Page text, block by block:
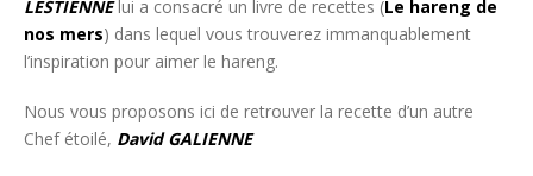
LESTIENNElui a consacré un livre de recettes (Le hareng de
nos mers) dans lequel vous trouverez immanquablement
l’inspiration pour aimer le hareng.
Nous vous proposons ici de retrouver la recette d’un autre
Chef étoilé, David GALIENNE